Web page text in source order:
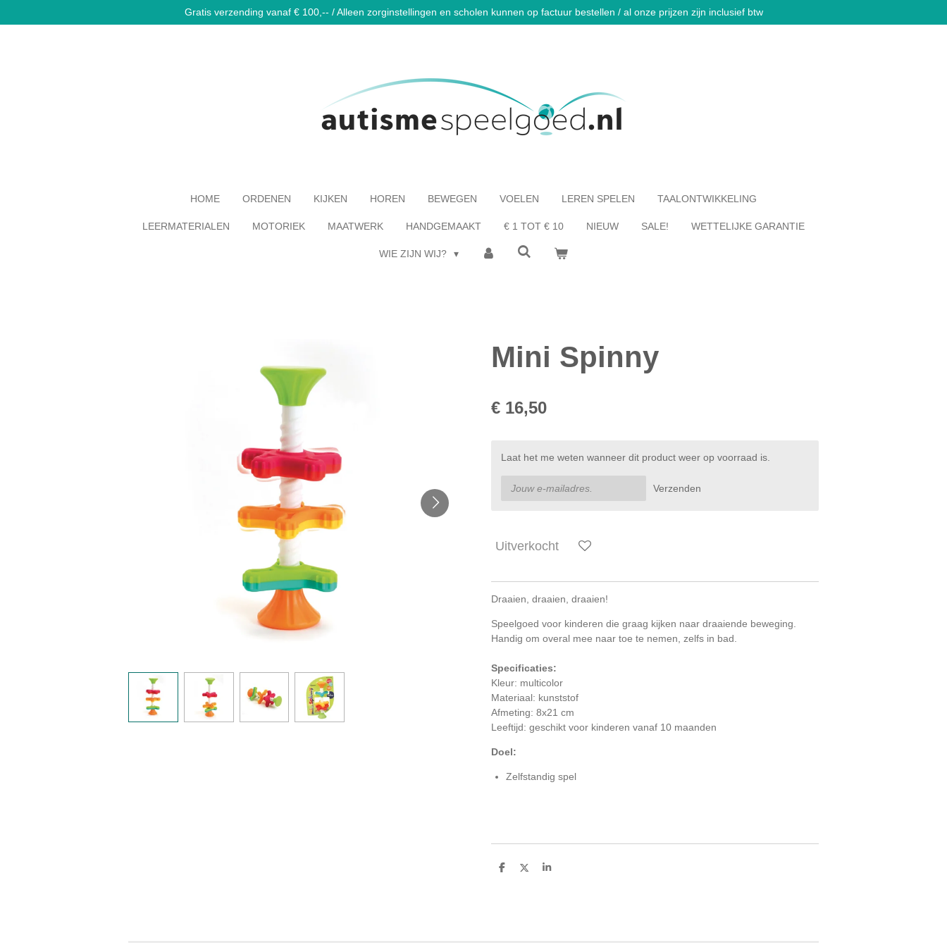
direct
Gratis verzending vanaf € 100,-- / Alleen zorginstellingen en scholen kunnen op factuur bestellen / al onze prijzen zijn inclusief btw
HOME ORDENEN KIJKEN HOREN BEWEGEN VOELEN LEREN SPELEN TAALONTWIKKELING
LEERMATERIALEN MOTORIEK MAATWERK HANDGEMAAKT € 1 TOT € 10 NIEUW SALE! WETTELIJKE GARANTIE
WIE ZIJN WIJ?
Mini Spinny
€ 16,50
Laat het me weten wanneer dit product weer op voorraad is.
Verzenden
Uitverkocht
Draaien, draaien, draaien!
Speelgoed voor kinderen die graag kijken naar draaiende beweging.
Handig om overal mee naar toe te nemen, zelfs in bad.
Specificaties:
Kleur: multicolor
Materiaal: kunststof
Afmeting: 8x21 cm
Leeftijd: geschikt voor kinderen vanaf 10 maanden
Doel:
Zelfstandig spel
D
D
S